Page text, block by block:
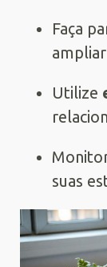
Faça
Utilize
suas